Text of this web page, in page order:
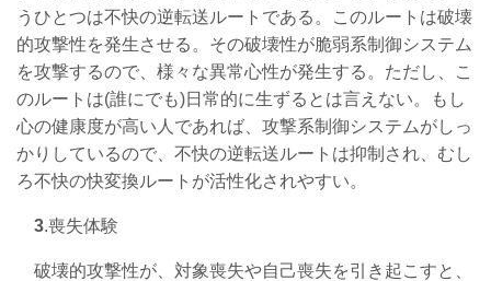
うひとつは不快の逆転送ルートである。このルートは破壊
的攻撃性を発生させる。その破壊性が脆弱系制御システム
を攻撃するので、様々な異常心性が発生する。ただし、こ
のルートは(誰にでも)日常的に生ずるとは言えない。もし
心の健康度が高い人であれば、攻撃系制御システムがしっ
かりしているので、不快の逆転送ルートは抑制され、むし
ろ不快の快変換ルートが活性化されやすい。
3.喪失体験
破壊的攻撃性が、対象喪失や自己喪失を引き起こすと、